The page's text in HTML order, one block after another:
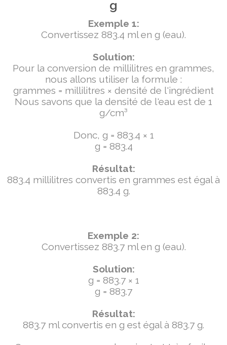
g
Exemple 1:
Convertissez 883.4 ml en g (eau).
Solution:
Pour la conversion de millilitres en grammes,
nous allons utiliser la formule :
grammes = millilitres × densité de l'ingrédient
Nous savons que la densité de l'eau est de 1
g/cm³
Donc, g = 883.4 × 1
g = 883.4
Résultat:
883.4 millilitres convertis en grammes est égal à
883.4 g.
Exemple 2:
Convertissez 883.7 ml en g (eau).
Solution:
g = 883.7 × 1
g = 883.7
Résultat:
883.7 ml convertis en g est égal à 883.7 g.